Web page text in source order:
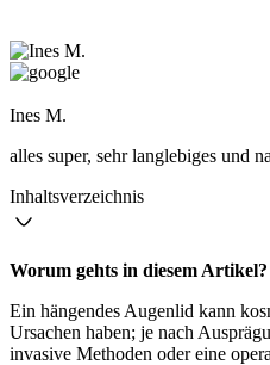
Ines M.
alles super, sehr langlebiges und
Inhaltsverzeichnis
Worum gehts in diesem Artikel?
Ein hängendes Augenlid kann
Ursachen haben; je nach
invasive Methoden oder eine